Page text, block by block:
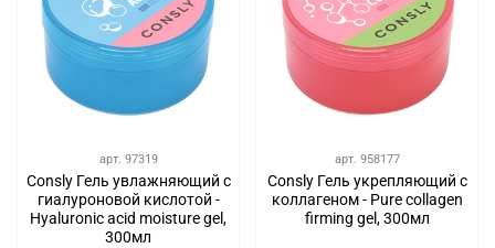
арт. 97319
Consly Гель увлажняющий с
гиалуроновой кислотой -
Hyaluronic acid moisture gel,
300мл
арт. 958177
Consly Гель укрепляющий с
коллагеном - Pure collagen
firming gel, 300мл